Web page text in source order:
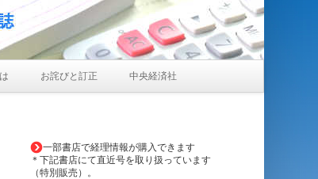
お詫びと訂正 中央経済社
一部書店で経理情報が購入できます
＊下記書店にて直近号を取り扱っています
（特別販売）。